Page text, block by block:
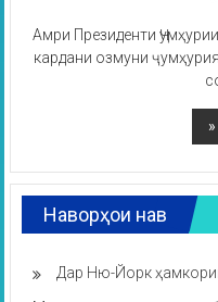
Амри Президенти
кардани озмуни
Наворҳои нав
Дар Ню-Йорк